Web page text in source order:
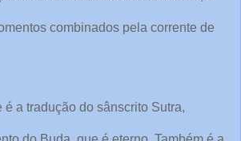
combinados pela corrente de
é a tradução do sânscrito Sutra,